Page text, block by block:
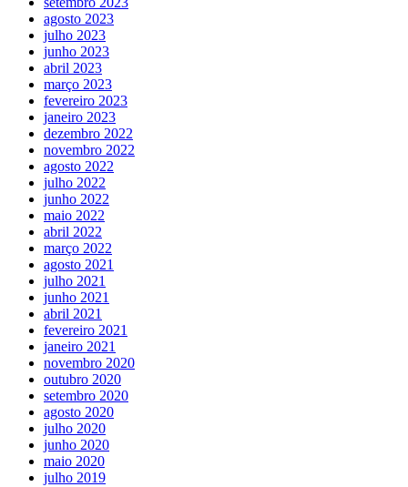
agosto 2023
julho 2023
junho 2023
abril 2023
março 2023
fevereiro 2023
janeiro 2023
dezembro 2022
novembro 2022
agosto 2022
julho 2022
junho 2022
maio 2022
abril 2022
março 2022
agosto 2021
julho 2021
junho 2021
abril 2021
fevereiro 2021
janeiro 2021
novembro 2020
outubro 2020
setembro 2020
agosto 2020
julho 2020
junho 2020
maio 2020
julho 2019